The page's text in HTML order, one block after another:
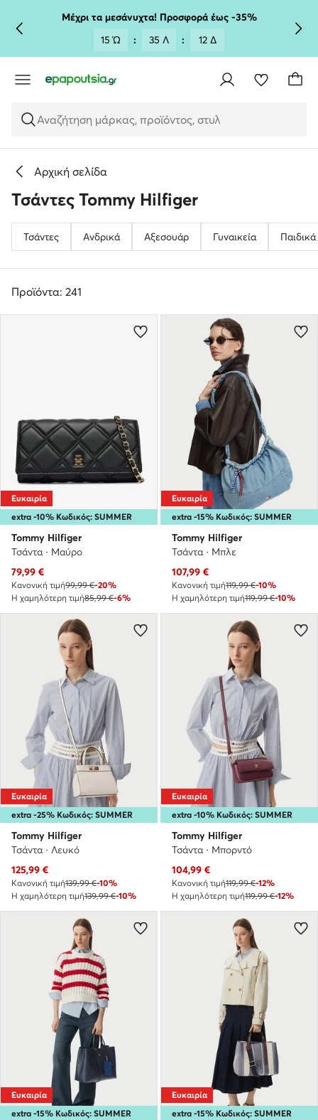
ΜΕΤΆΒΑΣΗ ΣΤΟ ΚΎΡΙΟ ΠΕΡΙΕΧΌΜΕΝΟ
ΜΕΤΆΒΑΣΗ ΣΤΗΝ ΑΝΑΖΉΤΗΣΗ
Μέχρι τα μεσάνυχτα! Προσφορά έως -35%
15 Ώ
: 35 Λ : 10 Δ
Αναζήτηση μάρκας, προϊόντος, στυλ
Αρχική σελίδα
Τσάντες Tommy Hilfiger
Τσάντες Ανδρικά Αξεσουάρ Γυναικεία Παιδικά
Προϊόντα: 241
extra -10% Κωδικός: SUMMER
Ευκαιρία
Tommy Hilfiger
Τσάντα · Μαύρο
Τρέχουσα τιμή
79,99 €
Κανονική τιμή99,99 €-20%
Η χαμηλότερη τιμή85,99 €-6%
extra -15% Κωδικός: SUMMER
Ευκαιρία
Tommy Hilfiger
Τσάντα · Μπλε
Τρέχουσα τιμή
107,99 €
Κανονική τιμή119,99 €-10%
Η χαμηλότερη τιμή119,99 €-10%
extra -25% Κωδικός: SUMMER
Ευκαιρία
Tommy Hilfiger
Τσάντα · Λευκό
Τρέχουσα τιμή
125,99 €
Κανονική τιμή139,99 €-10%
Η χαμηλότερη τιμή139,99 €-10%
extra -10% Κωδικός: SUMMER
Ευκαιρία
Tommy Hilfiger
Τσάντα · Μπορντό
Τρέχουσα τιμή
104,99 €
Κανονική τιμή119,99 €-12%
Η χαμηλότερη τιμή119,99 €-12%
extra -15% Κωδικός: SUMMER
Ευκαιρία
extra -15% Κωδικός: SUMMER
Ευκαιρία